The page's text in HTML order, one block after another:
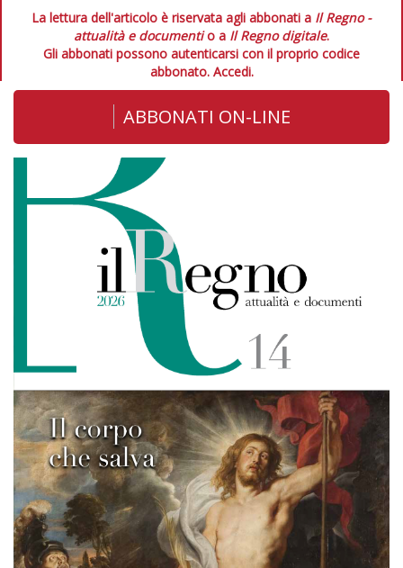
La lettura dell'articolo è riservata agli abbonati a Il Regno -
attualità e documentio a Il Regno digitale.
Gli abbonati possono autenticarsi con il proprio codice
abbonato. Accedi.
ABBONATI ON-LINE